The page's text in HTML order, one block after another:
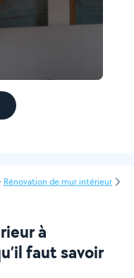
Rénovation de mur intérieur
à
faut savoir